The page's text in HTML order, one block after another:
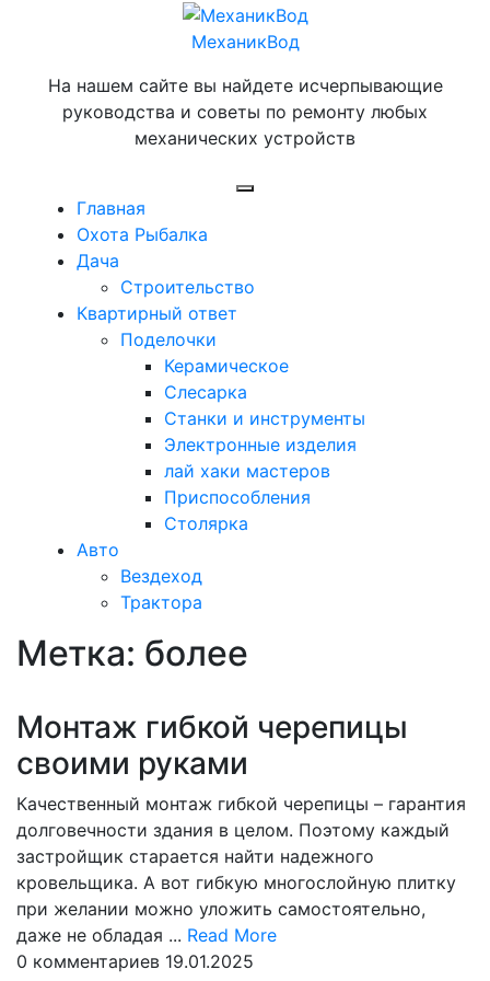
МеханикВод
На нашем сайте вы найдете исчерпывающие
руководства и советы по ремонту любых
механических устройств
Главная
Охота Рыбалка
Дача
Строительство
Квартирный ответ
Поделочки
Керамическое
Слесарка
Станки и инструменты
Электронные изделия
лай хаки мастеров
Приспособления
Столярка
Авто
Вездеход
Трактора
Закрыть
меню
Метка: более
Монтаж гибкой черепицы
своими руками
Качественный монтаж гибкой черепицы – гарантия
долговечности здания в целом. Поэтому каждый
застройщик старается найти надежного
кровельщика. А вот гибкую многослойную плитку
при желании можно уложить самостоятельно,
даже не обладая ... Read MoreRead
0 комментариев 19.01.2025